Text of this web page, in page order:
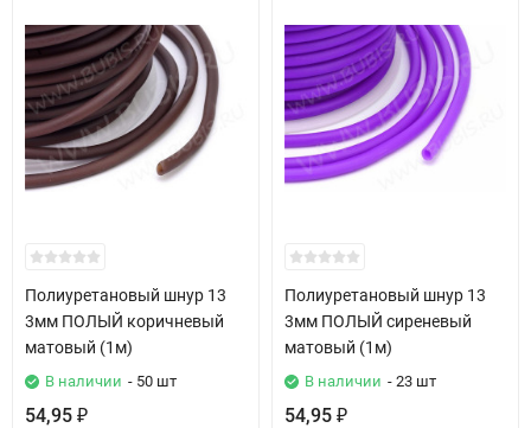
Полиуретановый шнур 13
3мм ПОЛЫЙ коричневый
матовый (1м)
В наличии - 50 шт
54,95 ₽
Полиуретановый шнур 13
3мм ПОЛЫЙ сиреневый
матовый (1м)
В наличии - 23 шт
54,95 ₽